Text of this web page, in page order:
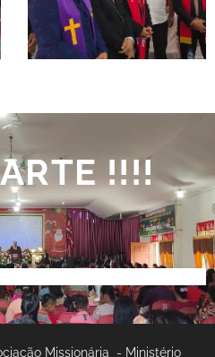
!!!!
Missionária - Ministério